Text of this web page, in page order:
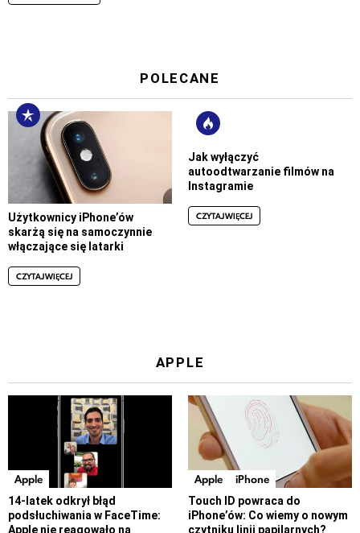
POLECANE
Użytkownicy iPhone’ów
skarżą się na samoczynnie
włączające się latarki
CZYTAJ WIĘCEJ
Jak wyłączyć
autoodtwarzanie filmów na
Instagramie
CZYTAJ WIĘCEJ
APPLE
Apple
14-latek odkrył błąd
podsłuchiwania w FaceTime:
Apple nie reagowało na
Apple iPhone
Touch ID powraca do
iPhone’ów: Co wiemy o nowym
czytniku linii papilarnych?